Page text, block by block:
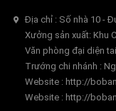
Địa chỉ : Số nhà 10 -
Xưởng sản xuất: Khu
Văn phòng đại diện
Trướng chi nhánh :
Website : http://
Website : http://